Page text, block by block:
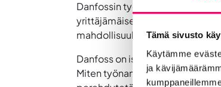
Tämä sivusto
Käytämme
ja
Danfossin työnantajakuvassa
yrittäjämäisen asenteen
mahdollisuuksina oppia ja
Danfoss on iso työllistäjä,
Miten työnantajamielikuvaa